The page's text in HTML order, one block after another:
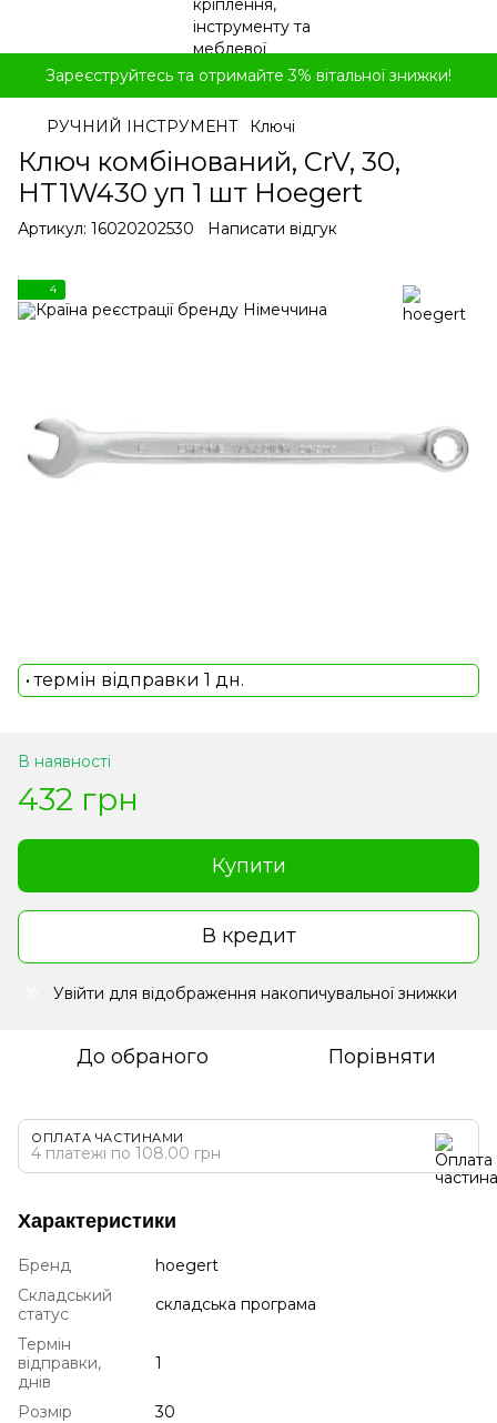
Зареєструйтесь та отримайте 3% вітальної знижки!
РУЧНИЙ ІНСТРУМЕНТ Ключі
Ключ комбінований, CrV, 30,
HT1W430 уп 1 шт Hoegert
Артикул: 16020202530 Написати відгук
4
• термін відправки 1 дн.
В наявності
432 грн
Купити
В кредит
Увійти для відображення накопичувальної знижки
До обраного Порівняти
ОПЛАТА ЧАСТИНАМИ
4 платежі по 108.00 грн
Характеристики
Бренд
hoegert
Складський
статус
складська програма
Термін
відправки,
днів
1
Розмір 30